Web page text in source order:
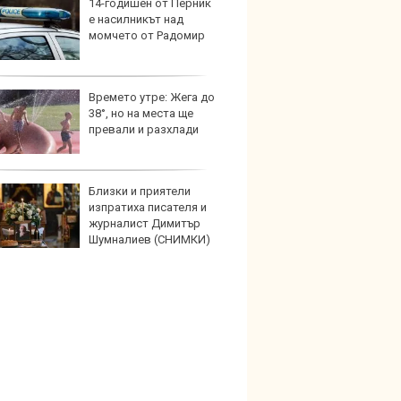
14-годишен от Перник
е насилникът над
момчето от Радомир
Времето утре: Жега до
38°, но на места ще
превали и разхлади
Близки и приятели
изпратиха писателя и
журналист Димитър
Шумналиев (СНИМКИ)